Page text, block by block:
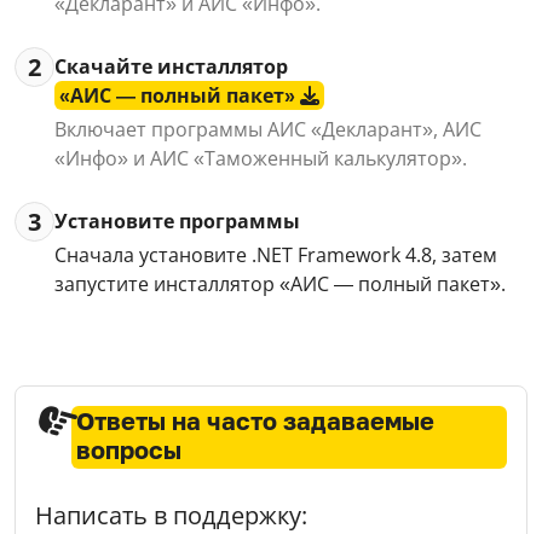
2 Скачайте инсталлятор
«АИС — полный пакет»
Включает программы АИС «Декларант», АИС
«Инфо» и АИС «Таможенный калькулятор».
3 Установите программы
Сначала установите .NET Framework 4.8, затем
запустите инсталлятор «АИС — полный пакет».
Ответы на часто задаваемые
вопросы
Написать в поддержку: